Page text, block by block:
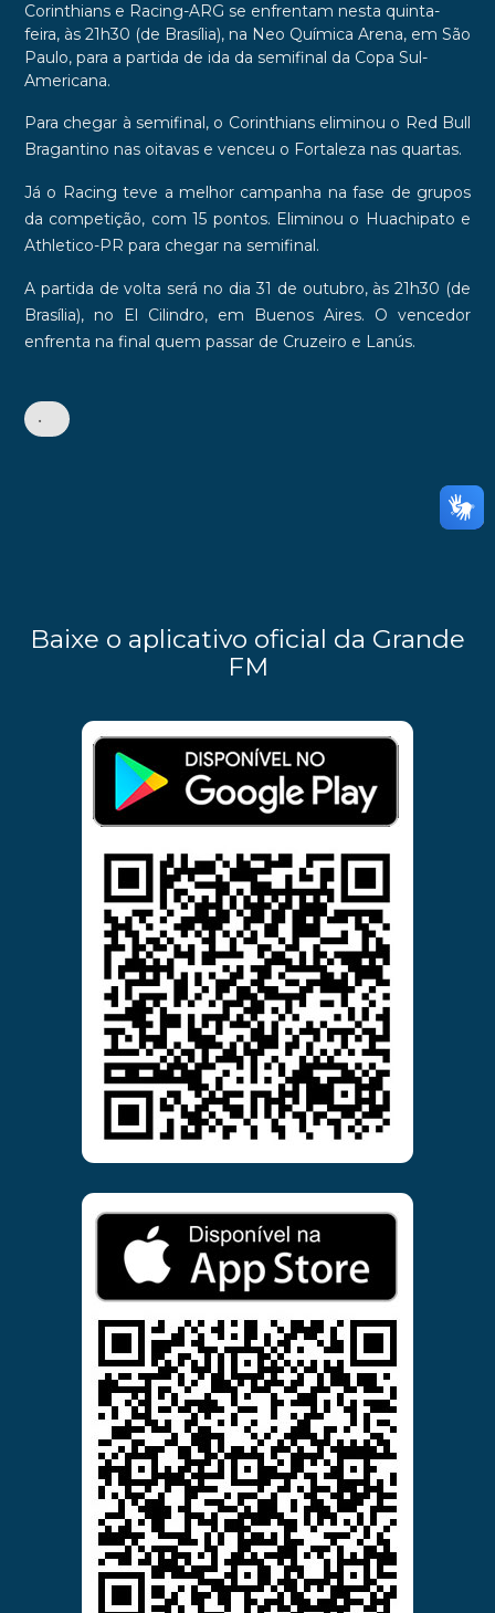
Corinthians e Racing-ARG se enfrentam nesta quinta-
feira, às 21h30 (de Brasília), na Neo Química Arena, em São
Paulo, para a partida de ida da semifinal da Copa Sul-
Americana.
Para chegar à semifinal, o Corinthians eliminou o Red Bull
Bragantino nas oitavas e venceu o Fortaleza nas quartas.
Já o Racing teve a melhor campanha na fase de grupos
da competição, com 15 pontos. Eliminou o Huachipato e
Athletico-PR para chegar na semifinal.
A partida de volta será no dia 31 de outubro, às 21h30 (de
Brasília), no El Cilindro, em Buenos Aires. O vencedor
enfrenta na final quem passar de Cruzeiro e Lanús.
•
Baixe o aplicativo oficial da Grande
FM